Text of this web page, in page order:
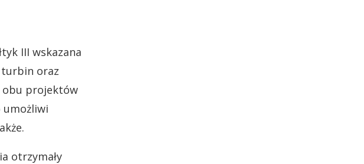
III wskazana
turbin oraz
obu projektów
umożliwi
otrzymały